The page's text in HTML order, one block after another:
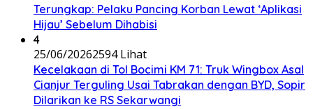
Terungkap: Pelaku Pancing Korban Lewat ‘Aplikasi
Hijau’ Sebelum Dihabisi
4
25/06/20262594 Lihat
Kecelakaan di Tol Bocimi KM 71: Truk Wingbox Asal
Cianjur Terguling Usai Tabrakan dengan BYD, Sopir
Dilarikan ke RS Sekarwangi